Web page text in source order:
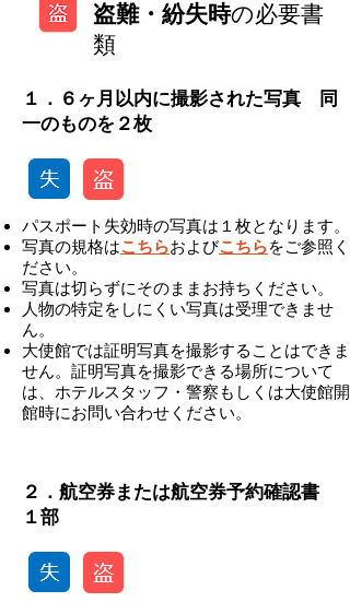
盗難・紛失時の必要書
類
１．６ヶ月以内に撮影された写真 同
一のものを２枚
パスポート失効時の写真は１枚となります。
写真の規格はこちらおよびこちらをご参照く
ださい。
写真は切らずにそのままお持ちください。
人物の特定をしにくい写真は受理できませ
ん。
大使館では証明写真を撮影することはできま
せん。証明写真を撮影できる場所について
は、ホテルスタッフ・警察もしくは大使館開
館時にお問い合わせください。
​２．航空券または航空券予約確認書
１部